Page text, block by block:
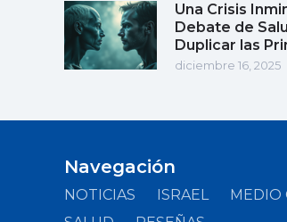
Una Crisis
Debate de
Duplicar las
diciembre 16, 2025
Navegación
NOTICIAS ISRAEL MEDIO